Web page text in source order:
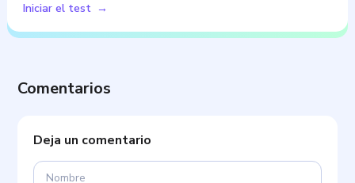
Iniciar el test
Comentarios
Deja un comentario